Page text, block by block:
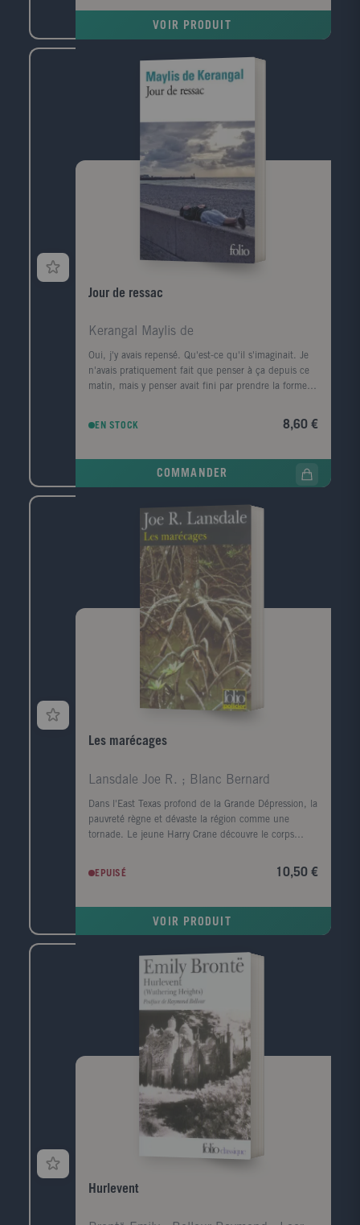
communauté maghrébine trouve en lui l'une de ses
ensuite les années France Culture, les années
canadiennes, les années à l'Ile d'Yeu, les amis et les
rencontres (François Mitterrand, Lucien Bodard...),
VOIR PRODUIT
Jour de ressac
Kerangal Maylis de
Oui, j'y avais repensé. Qu'est-ce qu'il s'imaginait. Je
n'avais pratiquement fait que penser à ça depuis ce
matin, mais y penser avait fini par prendre la forme
conteneurs." Le corps d'un homme est retrouvé au
police, elle prend le train pour Le Havre, ville de son
longtemps. Durant ce jour de retour, cherchant à
comprendre ce qui la lie à ce mort dont elle ignore
tout, elle va exhumer ses souvenirs mais aussi la
mémoire de cette ville traumatisée par la guerre, ce
qui a disparu, ce qui a survécu, et raviver les vestiges
d'un amour adolescent.
EN STOCK 8,60 €
COMMANDER
Les marécages
Lansdale Joe R. ; Blanc Bernard
Dans l'East Texas profond de la Grande Dépression, la
pauvreté règne et dévaste la région comme une
tornade. Le jeune Harry Crane découvre le corps
Sabine. Il est convaincu que le meurtre est l'oeuvre
de l'Homme-chèvre, un monstre de légende. Le
EPUISÉ 10,50 €
VOIR PRODUIT
Hurlevent